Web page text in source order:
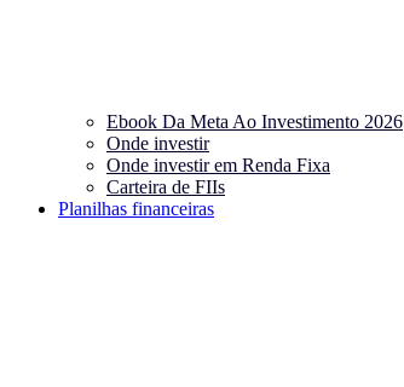
Ebook Da Meta Ao Investimento 2026
Onde investir
Onde investir em Renda Fixa
Carteira de FIIs
Planilhas financeiras